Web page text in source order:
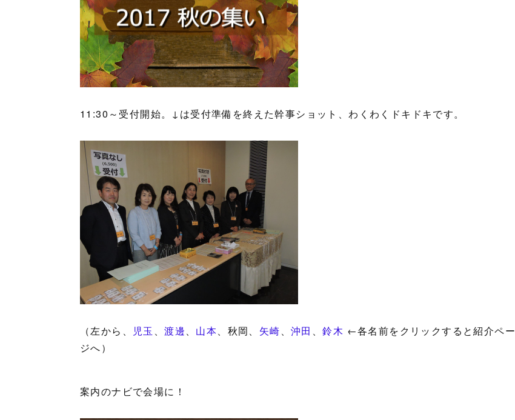
11:30～受付開始。↓は受付準備を終えた幹事ショット、わくわくドキドキです。
（左から、 児玉 、渡邊、 山本、秋岡、 矢崎、沖田 、鈴木 ←各名前をクリックすると紹介ペー
ジへ）
案内のナビで会場に！